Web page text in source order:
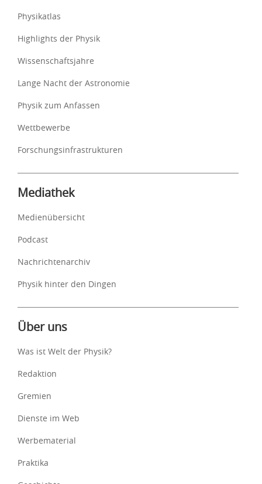
Physikatlas
Highlights der Physik
Wissenschaftsjahre
Lange Nacht der Astronomie
Physik zum Anfassen
Wettbewerbe
Forschungsinfrastrukturen
Mediathek
Medienübersicht
Podcast
Nachrichtenarchiv
Physik hinter den Dingen
Über uns
Was ist Welt der Physik?
Redaktion
Gremien
Dienste im Web
Werbematerial
Praktika